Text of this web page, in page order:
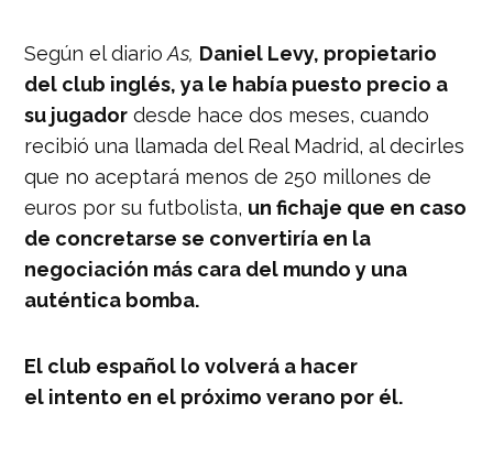
Según el diario As, Daniel Levy, propietario
del club inglés, ya le había puesto precio a
su jugador desde hace dos meses, cuando
recibió una llamada del Real Madrid, al decirles
que no aceptará menos de 250 millones de
euros por su futbolista, un fichaje que en caso
de concretarse se convertiría en la
negociación más cara del mundo y una
auténtica bomba.
El club español lo volverá a hacer
el intento en el próximo verano por él.